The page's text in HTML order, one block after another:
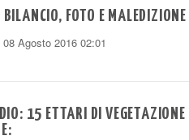
BILANCIO, FOTO E MALEDIZIONE
Agosto 2016 02:01
15 ETTARI DI